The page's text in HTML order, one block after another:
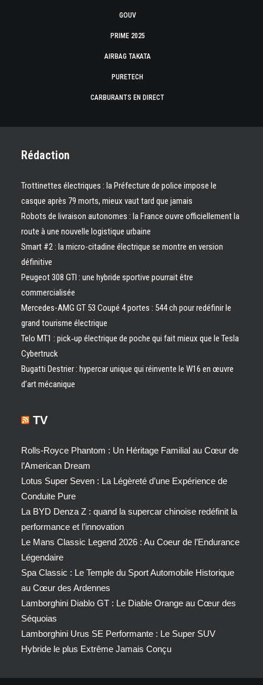
GOUV
PRIME 2025
AIRBAG TAKATA
PURETECH
CARBURANTS EN DIRECT
Rédaction
Trottinettes électriques : la Préfecture de police impose le
casque après 79 morts, mieux vaut tard que jamais
Robots de livraison autonomes : la France ouvre officiellement la
route à une nouvelle logistique urbaine
Smart #2 : la micro-citadine électrique se montre en version
définitive
Peugeot 308 GTI : une hybride sportive pourrait être
commercialisée
Mercedes-AMG GT 53 Coupé 4 portes : 544 ch pour redéfinir le
grand tourisme électrique
Telo MT1 : pick‑up électrique de poche qui fait mieux que le Tesla
Cybertruck
Bugatti Destrier : hypercar unique qui réinvente le W16 en œuvre
d’art mécanique
TV
Rolls-Royce Phantom : Un Héritage Familial au Cœur de
l’American Dream
Lotus Super Seven : La Légèreté d’une Expérience de
Conduite Pure
La BYD Denza Z : quand la supercar chinoise redéfinit la
performance et l’innovation
Le Mans Classic Legend 2026 : Au Coeur de l’Endurance
Légendaire
Spa Classic : Le Temple du Sport Automobile Historique
au Cœur des Ardennes
Lamborghini Diablo GT : Le Diable Orange au Cœur des
Séquoias
Lamborghini Urus SE Performante : Le Super SUV
Hybride le plus Extrême Jamais Conçu